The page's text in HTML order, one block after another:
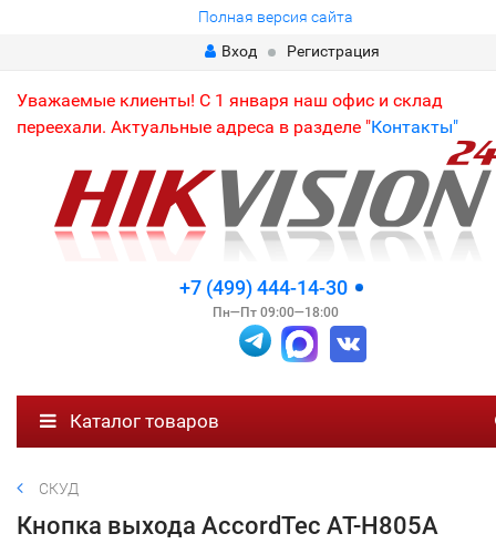
Полная версия сайта
Вход
Регистрация
Уважаемые клиенты! С 1 января наш офис и склад
переехали. Актуальные адреса в разделе "Контакты"
+7 (499) 444-14-30
Пн—Пт 09:00—18:00
Каталог товаров
СКУД
Кнопка выхода AccordTec AT-H805A